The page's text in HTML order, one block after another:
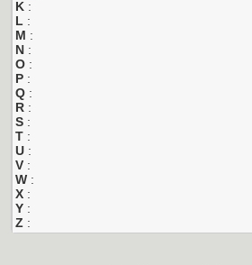
K :
L :
M :
N :
O :
P :
Q :
R :
S :
T :
U :
V :
W :
X :
Y :
Z :